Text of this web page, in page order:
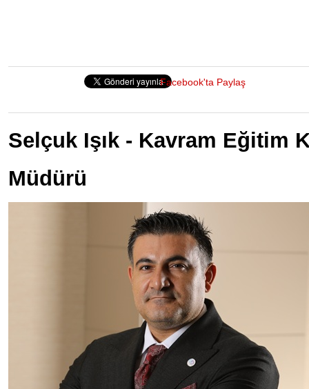
Facebook'ta Paylaş
Selçuk Işık - Kavram Eğitim
Müdürü